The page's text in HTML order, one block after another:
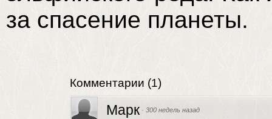
за спасение планеты.
Комментарии (1)
Марк · 300 недель назад